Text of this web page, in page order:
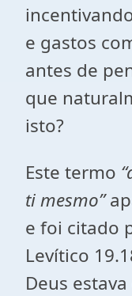
e gastos
antes de
que
isto?
Este termo
ti mesmo”
e foi citado
Levítico
Deus